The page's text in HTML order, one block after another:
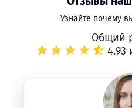
Узнайте почему
Общий
4.93